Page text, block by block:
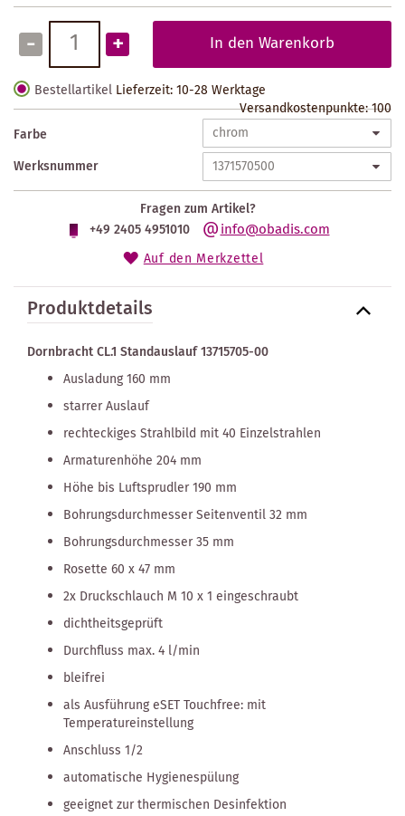
- + In den Warenkorb
Bestellartikel Lieferzeit: 10-28 Werktage
Versandkostenpunkte:100
Farbe
Werksnummer
Fragen zum Artikel?
+49 2405 4951010
info@obadis.com
Auf den Merkzettel
Produktdetails
Dornbracht CL.1 Standauslauf 13715705-00
Ausladung 160 mm
starrer Auslauf
rechteckiges Strahlbild mit 40 Einzelstrahlen
Armaturenhöhe 204 mm
Höhe bis Luftsprudler 190 mm
Bohrungsdurchmesser Seitenventil 32 mm
Bohrungsdurchmesser 35 mm
Rosette 60 x 47 mm
2x Druckschlauch M 10 x 1 eingeschraubt
dichtheitsgeprüft
Durchfluss max. 4 l/min
bleifrei
als Ausführung eSET Touchfree: mit
Temperatureinstellung
Anschluss 1/2
automatische Hygienespülung
geeignet zur thermischen Desinfektion